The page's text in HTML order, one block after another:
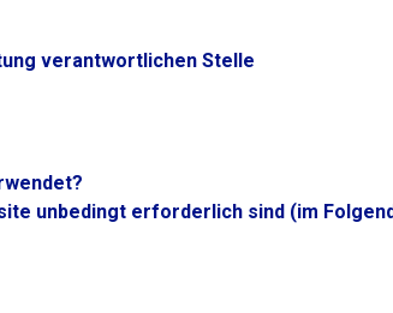
verantwortlichen Stelle
unbedingt erforderlich sind (im